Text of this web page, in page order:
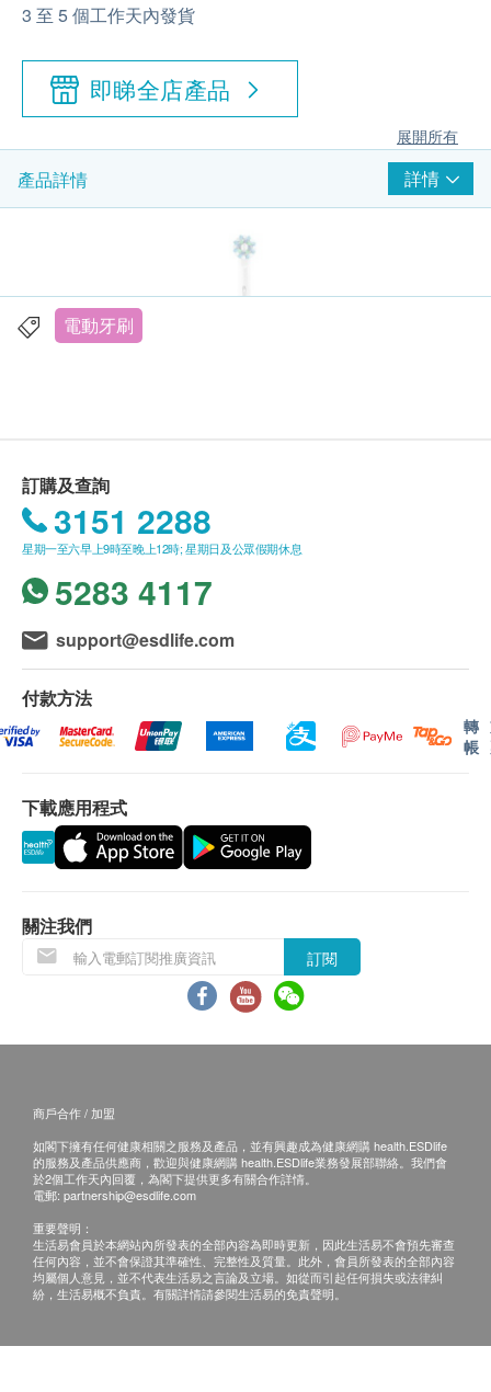
3 至 5 個工作天內發貨
即睇全店產品
展開所有
產品詳情 詳情
電動牙刷
訂購及查詢
3151 2288
星期一至六早上9時至晚上12時; 星期日及公眾假期休息
5283 4117
support@esdlife.com
付款方法
轉
帳
下載應用程式
關注我們
訂閱
商戶合作 / 加盟
如閣下擁有任何健康相關之服務及產品，並有興趣成為健康網購 health.ESDlife
的服務及產品供應商，歡迎與健康網購 health.ESDlife業務發展部聯絡。我們會
於2個工作天內回覆，為閣下提供更多有關合作詳情。
電郵: partnership@esdlife.com
重要聲明：
生活易會員於本網站內所發表的全部內容為即時更新，因此生活易不會預先審查
任何內容，並不會保證其準確性、完整性及質量。此外，會員所發表的全部內容
均屬個人意見，並不代表生活易之言論及立場。如從而引起任何損失或法律糾
紛，生活易概不負責。有關詳情請參閱生活易的免責聲明。